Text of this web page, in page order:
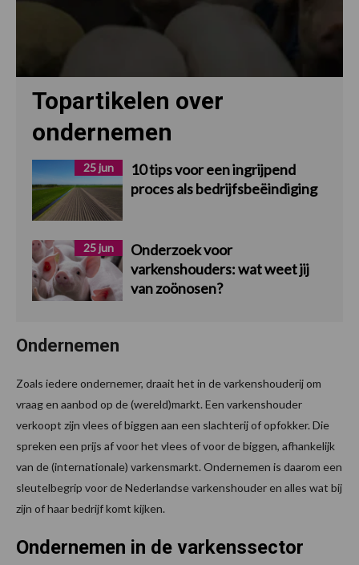
Topartikelen over
ondernemen
25 jun
10 tips voor een ingrijpend
proces als bedrijfsbeëindiging
25 jun
Onderzoek voor
varkenshouders: wat weet jij
van zoönosen?
Ondernemen
Zoals iedere ondernemer, draait het in de varkenshouderij om
vraag en aanbod op de (wereld)markt. Een varkenshouder
verkoopt zijn vlees of biggen aan een slachterij of opfokker. Die
spreken een prijs af voor het vlees of voor de biggen, afhankelijk
van de (internationale) varkensmarkt. Ondernemen is daarom een
sleutelbegrip voor de Nederlandse varkenshouder en alles wat bij
zijn of haar bedrijf komt kijken.
Ondernemen in de varkenssector